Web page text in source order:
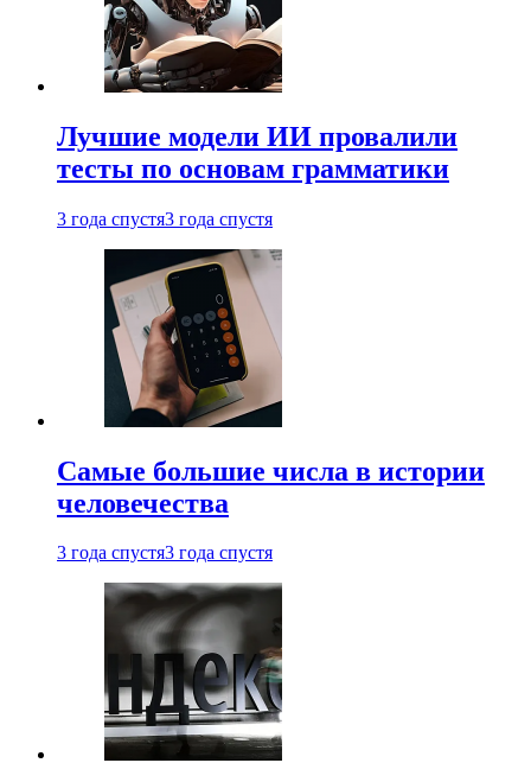
Лучшие модели ИИ провалили
тесты по основам грамматики
3 года спустя3 года спустя
Самые большие числа в истории
человечества
3 года спустя3 года спустя